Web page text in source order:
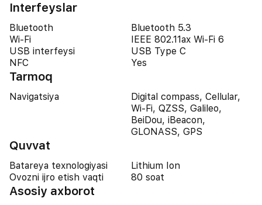
Interfeyslar
Bluetooth
Bluetooth 5.3
Wi-Fi
IEEE 802.11ax Wi-Fi 6
USB interfeysi
USB Type C
NFC
Yes
Tarmoq
Navigatsiya
Digital compass, Cellular,
Wi-Fi, QZSS, Galileo,
BeiDou, iBeacon,
GLONASS, GPS
Quvvat
Batareya texnologiyasi
Lithium Ion
Ovozni ijro etish vaqti
80 soat
Asosiy axborot